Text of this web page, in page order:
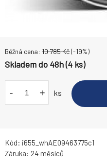
Běžná cena: 10 785Kč(-19%)
Skladem do 48h (4 ks)
- + ks
Kód: i655_whAE09463775c1
Záruka: 24 měsíců